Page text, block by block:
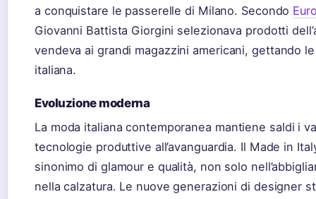
a conquistare le passerelle di Milano. Secondo
Giovanni Battista Giorgini selezionava prodotti
vendeva ai grandi magazzini americani, gettando
italiana.
Evoluzione moderna
La moda italiana contemporanea mantiene saldi i
tecnologie produttive all’avanguardia. Il Made in
sinonimo di glamour e qualità, non solo
nella calzatura. Le nuove generazioni di designer